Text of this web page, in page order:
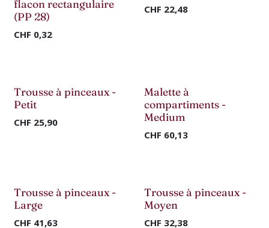
flacon rectangulaire
(PP 28)
CHF 0,32
CHF 22,48
Nouveau !
Trousse à pinceaux -
Petit
CHF 25,90
Nouveau !
Malette à
compartiments -
Medium
CHF 60,13
Nouveau !
Trousse à pinceaux -
Large
CHF 41,63
Nouveau !
Trousse à pinceaux -
Moyen
CHF 32,38